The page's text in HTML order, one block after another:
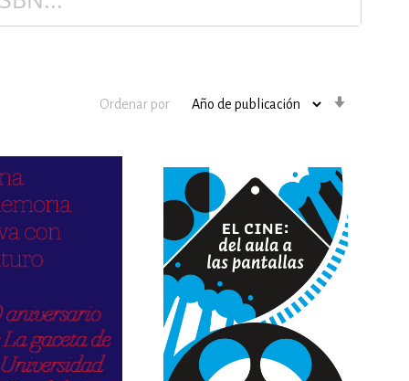
DERECHO
TEMAS AFINES
Ordenar por